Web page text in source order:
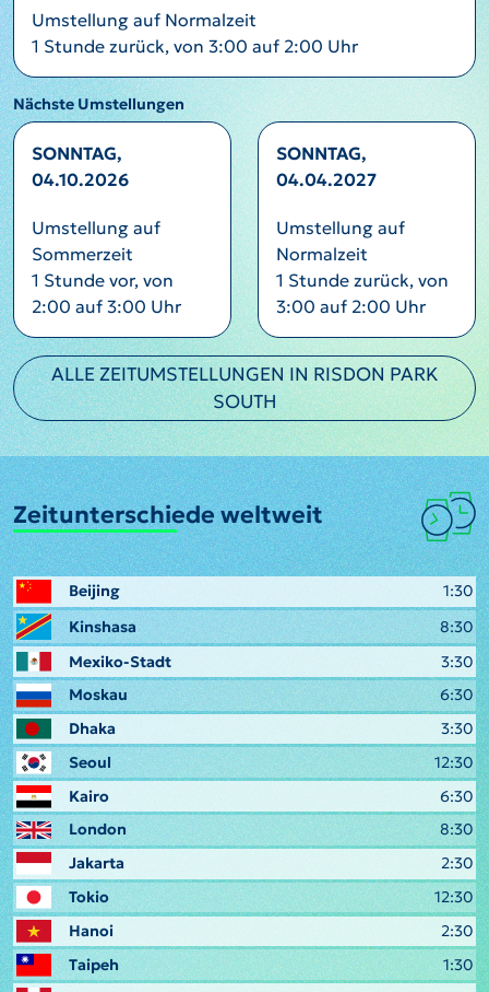
Umstellung auf Normalzeit
1 Stunde zurück, von 3:00 auf 2:00 Uhr
Nächste Umstellungen
SONNTAG,
04.10.2026
Umstellung auf
Sommerzeit
1 Stunde vor, von
2:00 auf 3:00 Uhr
SONNTAG,
04.04.2027
Umstellung auf
Normalzeit
1 Stunde zurück, von
3:00 auf 2:00 Uhr
ALLE ZEITUMSTELLUNGEN IN RISDON PARK
SOUTH
Zeitunterschiede weltweit
Beijing
1:30
Kinshasa
8:30
Mexiko-Stadt
3:30
Moskau
6:30
Dhaka
3:30
Seoul
12:30
Kairo
6:30
London
8:30
Jakarta
2:30
Tokio
12:30
Hanoi
2:30
Taipeh
1:30